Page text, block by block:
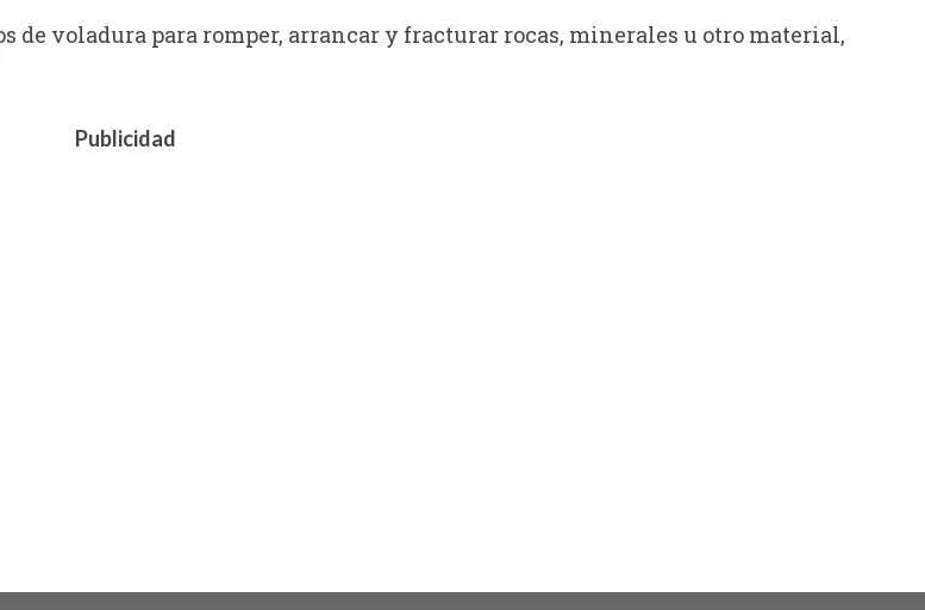
voladura para romper, arrancar y fracturar rocas, minerales u otro material,
Publicidad